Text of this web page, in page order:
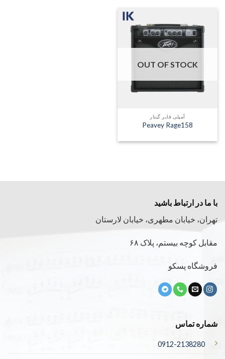
OUT OF STOCK
آمپلی فایر گیتار
Peavey Rage158
با ما در ارتباط باشید
تهران، خیابان مطهری، خیابان لارستان
مقابل کوچه بیستم، پلاک ۶۸
فروشگاه پسکو
شماره تماس
0912-2138280